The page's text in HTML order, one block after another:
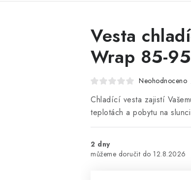
Vesta
Wrap 85-
Neohodnoceno
Chladící vesta zajistí
teplotách a pobytu na
2 dny
12.8.2026